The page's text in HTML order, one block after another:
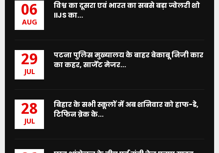
06
AUG
विश्व का दूसरा एवं भारत का सबसे बड़ा ज्वेलरी शो
IIJS का...
29
JUL
पटना पुलिस मुख्यालय के बाहर बेकाबू निजी कार
का कहर, सार्जेंट मेजर...
28
JUL
बिहार के सभी स्कूलों में अब शनिवार को हाफ-डे,
टिफिन ब्रेक के...